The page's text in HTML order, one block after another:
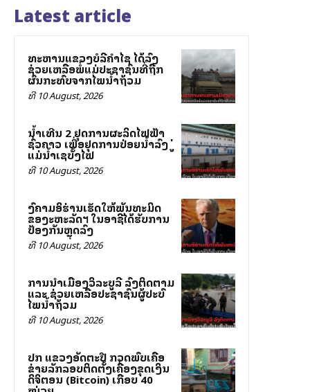
Latest article
ທະຫານແຂວງບໍລີຄຳໄຊ ໄດ້ລົງ
ຊ່ວຍເຫລືອພໍ່ແມ່ປະຊາຊົນທີ່ຖືກ
ຜົນກະທົບຈາກໄພນ້ຳຖ້ວມ
ທີ 10 August, 2026
ນໍ້າເທີນ 2 ຢຸດການຜະລິດໄຟຟ້າ
ຊົ່ວຄາວ ເພື່ອຢຸດການປ່ອຍນໍ້າລົງສູ່
ແມ່ນໍ້າເຊບັ້ງໄຟ
ທີ 10 August, 2026
ສົງຄາມອິຮ່ານເຮັດໃຫ້ພັນທະມິດ
ຂອງສະຫະລັດฯ ໃນອາຊີໄດ້ຮັບການ
ປ້ອງກັນຫຼຸດລົງ
ທີ 10 August, 2026
ການນຳເມືອງວິລະບູລີ ລົງຕິດຕາມ
ແລະ ຊ່ວຍເຫລືອປະຊາຊົນຜູ້ປະສົບ
ໄພນ້ຳຖ້ວມ
ທີ 10 August, 2026
ປກສ ແຂວງອັດຕະປື ກວດພົບເຄືອ
ຂ່າຍລັກລອບຕິດຕັ້ງເຄື່ອງຂຸດເງິນ
ດິຈິຕອນ (Bitcoin) ເກືອບ 40